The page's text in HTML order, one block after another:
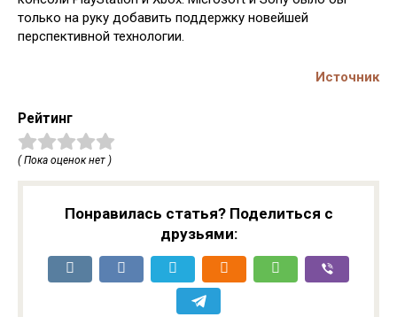
только на руку добавить поддержку новейшей
перспективной технологии.
Источник
Рейтинг
( Пока оценок нет )
Понравилась статья? Поделиться с
друзьями: